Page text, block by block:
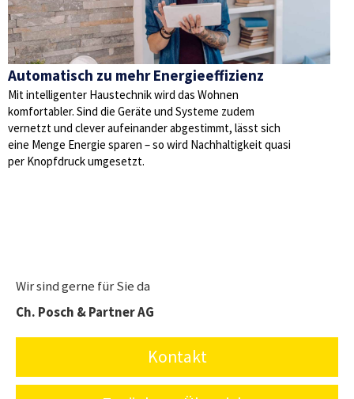
Automatisch zu mehr Energieeffizienz
Mit intelligenter Haustechnik wird das Wohnen
komfortabler. Sind die Geräte und Systeme zudem
vernetzt und clever aufeinander abgestimmt, lässt sich
eine Menge Energie sparen – so wird Nachhaltigkeit quasi
per Knopfdruck umgesetzt.
Wir sind gerne für Sie da
Ch. Posch & Partner AG
Kontakt